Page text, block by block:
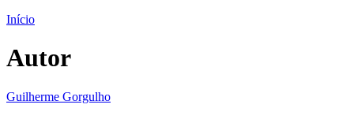
Início
Autor
Guilherme Gorgulho